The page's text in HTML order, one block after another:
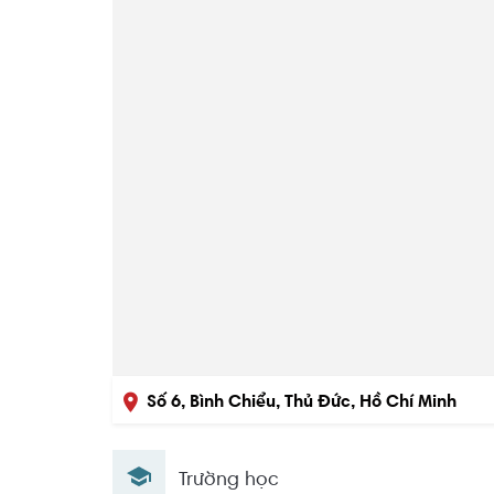
Số 6, Bình Chiểu, Thủ Đức, Hồ Chí Minh
Trường học